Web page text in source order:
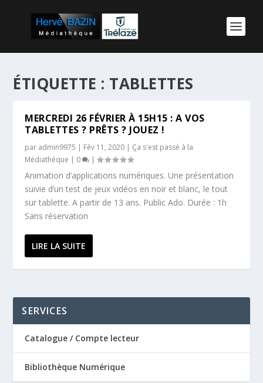
ÉTIQUETTE : TABLETTES
MERCREDI 26 FÉVRIER À 15H15 : A VOS
TABLETTES ? PRÊTS ? JOUEZ !
par admin9975 | Fév 11, 2020 | Ça s'est passé à la
Médiathèque | 0 |
Animation d’applications numériques. Une présentation
suivie d’un test de jeux vidéos en noir et blanc, le tout
sur tablette. A partir de 13 ans. Public Ado. Durée : 1h
Sans réservation
LIRE LA SUITE
SERVICES
Catalogue / Compte lecteur
Bibliothèque Numérique